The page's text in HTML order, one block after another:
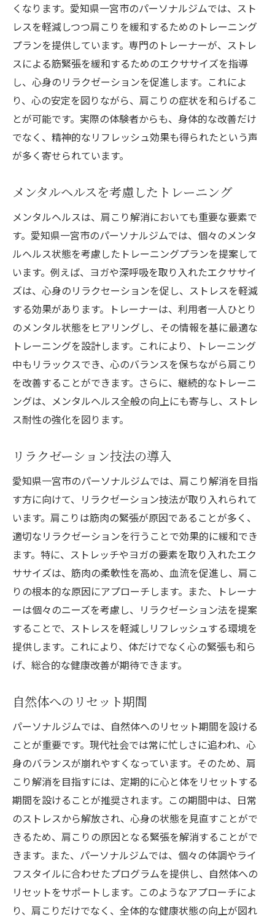
くなります。愛知県一宮市のパーソナルジムでは、スト
レスを軽減しつつ肩こりを緩和するためのトレーニング
プランを提供しています。専門のトレーナーが、ストレ
スによる筋緊張を緩和するためのエクササイズを指導
し、心身のリラクゼーションを促進します。これによ
り、心の安定を図りながら、肩こりの症状を和らげるこ
とが可能です。実際の体験者からも、身体的な改善だけ
でなく、精神的なリフレッシュ効果も得られたという声
が多く寄せられています。
メンタルヘルスを考慮したトレーニング
メンタルヘルスは、肩こり解消においても重要な要素で
す。愛知県一宮市のパーソナルジムでは、個々のメンタ
ルヘルス状態を考慮したトレーニングプランを提案して
います。例えば、ヨガや深呼吸を取り入れたエクササイ
ズは、心身のリラクセーションを促し、ストレスを軽減
する効果があります。トレーナーは、利用者一人ひとり
のメンタル状態をヒアリングし、その情報を基に最適な
トレーニングを設計します。これにより、トレーニング
中もリラックスでき、心のバランスを保ちながら肩こり
を改善することができます。さらに、継続的なトレーニ
ングは、メンタルヘルス全般の向上にも寄与し、ストレ
ス耐性の強化を図ります。
リラクゼーション技法の導入
愛知県一宮市のパーソナルジムでは、肩こり解消を目指
す方に向けて、リラクゼーション技法が取り入れられて
います。肩こりは筋肉の緊張が原因であることが多く、
適切なリラクゼーションを行うことで効果的に緩和でき
ます。特に、ストレッチやヨガの要素を取り入れたエク
ササイズは、筋肉の柔軟性を高め、血流を促進し、肩こ
りの根本的な原因にアプローチします。また、トレーナ
ーは個々のニーズを考慮し、リラクゼーション法を提案
することで、ストレスを軽減しリフレッシュする環境を
提供します。これにより、体だけでなく心の緊張も和ら
げ、総合的な健康改善が期待できます。
自然体へのリセット期間
パーソナルジムでは、自然体へのリセット期間を設ける
ことが重要です。現代社会では常に忙しさに追われ、心
身のバランスが崩れやすくなっています。そのため、肩
こり解消を目指すには、定期的に心と体をリセットする
期間を設けることが推奨されます。この期間中は、日常
のストレスから解放され、心身の状態を見直すことがで
きるため、肩こりの原因となる緊張を解消することがで
きます。また、パーソナルジムでは、個々の体調やライ
フスタイルに合わせたプログラムを提供し、自然体への
リセットをサポートします。このようなアプローチによ
り、肩こりだけでなく、全体的な健康状態の向上が図れ